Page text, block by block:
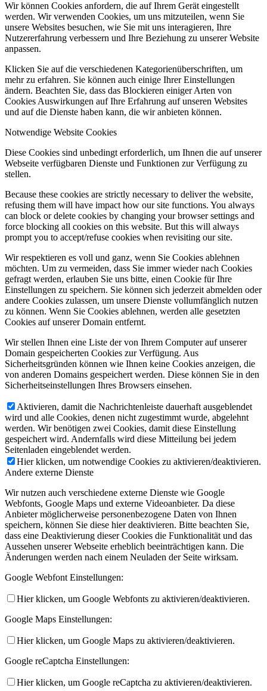
Wir können Cookies anfordern, die auf Ihrem Gerät eingestellt
werden. Wir verwenden Cookies, um uns mitzuteilen, wenn Sie
unsere Websites besuchen, wie Sie mit uns interagieren, Ihre
Nutzererfahrung verbessern und Ihre Beziehung zu unserer Website
anpassen.
Klicken Sie auf die verschiedenen Kategorienüberschriften, um
mehr zu erfahren. Sie können auch einige Ihrer Einstellungen
ändern. Beachten Sie, dass das Blockieren einiger Arten von
Cookies Auswirkungen auf Ihre Erfahrung auf unseren Websites
und auf die Dienste haben kann, die wir anbieten können.
Notwendige Website Cookies
Diese Cookies sind unbedingt erforderlich, um Ihnen die auf unserer
Webseite verfügbaren Dienste und Funktionen zur Verfügung zu
stellen.
Because these cookies are strictly necessary to deliver the website,
refusing them will have impact how our site functions. You always
can block or delete cookies by changing your browser settings and
force blocking all cookies on this website. But this will always
prompt you to accept/refuse cookies when revisiting our site.
Wir respektieren es voll und ganz, wenn Sie Cookies ablehnen
möchten. Um zu vermeiden, dass Sie immer wieder nach Cookies
gefragt werden, erlauben Sie uns bitte, einen Cookie für Ihre
Einstellungen zu speichern. Sie können sich jederzeit abmelden oder
andere Cookies zulassen, um unsere Dienste vollumfänglich nutzen
zu können. Wenn Sie Cookies ablehnen, werden alle gesetzten
Cookies auf unserer Domain entfernt.
Wir stellen Ihnen eine Liste der von Ihrem Computer auf unserer
Domain gespeicherten Cookies zur Verfügung. Aus
Sicherheitsgründen können wie Ihnen keine Cookies anzeigen, die
von anderen Domains gespeichert werden. Diese können Sie in den
Sicherheitseinstellungen Ihres Browsers einsehen.
Aktivieren, damit die Nachrichtenleiste dauerhaft ausgeblendet
wird und alle Cookies, denen nicht zugestimmt wurde, abgelehnt
werden. Wir benötigen zwei Cookies, damit diese Einstellung
gespeichert wird. Andernfalls wird diese Mitteilung bei jedem
Seitenladen eingeblendet werden.
Hier klicken, um notwendige Cookies zu aktivieren/deaktivieren.
Andere externe Dienste
Wir nutzen auch verschiedene externe Dienste wie Google
Webfonts, Google Maps und externe Videoanbieter. Da diese
Anbieter möglicherweise personenbezogene Daten von Ihnen
speichern, können Sie diese hier deaktivieren. Bitte beachten Sie,
dass eine Deaktivierung dieser Cookies die Funktionalität und das
Aussehen unserer Webseite erheblich beeinträchtigen kann. Die
Änderungen werden nach einem Neuladen der Seite wirksam.
Google Webfont Einstellungen:
Hier klicken, um Google Webfonts zu aktivieren/deaktivieren.
Google Maps Einstellungen:
Hier klicken, um Google Maps zu aktivieren/deaktivieren.
Google reCaptcha Einstellungen:
Hier klicken, um Google reCaptcha zu aktivieren/deaktivieren.